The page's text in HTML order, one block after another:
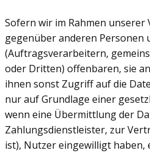
Sofern wir im Rahmen
gegenüber anderen Personen
(Auftragsverarbeitern,
oder Dritten) offenbaren, sie
ihnen sonst Zugriff auf die
nur auf Grundlage einer
wenn eine Übermittlung der
Zahlungsdienstleister, zur
ist), Nutzer eingewilligt haben,